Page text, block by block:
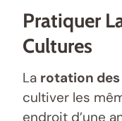
Pratiquer
Cultures
La rotation
cultiver les
endroit d’une